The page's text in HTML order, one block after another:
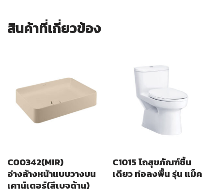
สินค้าที่เกี่ยวข้อง
C00342(MIR)
อ่างล้างหน้าแบบวางบน
เคาน์เตอร์(สีเบจด้าน)
C1015 โถสุขภัณฑ์ชิ้น
เดียว ท่อลงพื้น รุ่น แม็ค